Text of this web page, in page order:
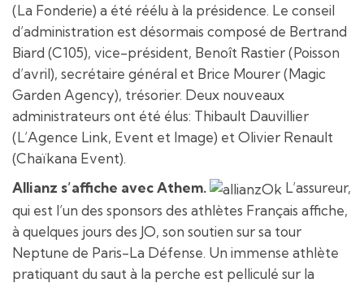
(La Fonderie) a été réélu à la présidence. Le conseil
d’administration est désormais composé de Bertrand
Biard (C105), vice-président, Benoît Rastier (Poisson
d’avril), secrétaire général et Brice Mourer (Magic
Garden Agency), trésorier. Deux nouveaux
administrateurs ont été élus: Thibault Dauvillier
(L’Agence Link, Event et Image) et Olivier Renault
(Chaïkana Event).
Allianz s’affiche avec Athem.
L’assureur,
qui est l’un des sponsors des athlètes Français affiche,
à quelques jours des JO, son soutien sur sa tour
Neptune de Paris-La Défense. Un immense athlète
pratiquant du saut à la perche est pelliculé sur la